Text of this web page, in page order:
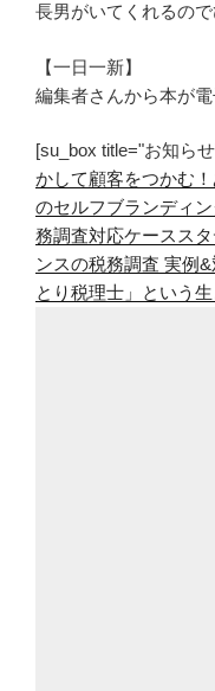
長男がいてくれるので
【一日一新】
編集者さんから本が
[su_box title="お知ら
かして顧客をつかむ
のセルフブランディ
務調査対応ケーススタ
ンスの税務調査 実例
とり税理士」という